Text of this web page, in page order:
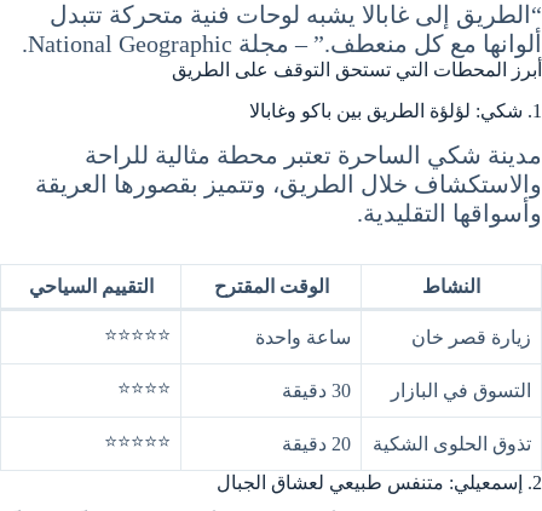
“الطريق إلى غابالا يشبه لوحات فنية متحركة تتبدل
ألوانها مع كل منعطف.” – مجلة National Geographic.
أبرز المحطات التي تستحق التوقف على الطريق
1. شكي: لؤلؤة الطريق بين باكو وغابالا
مدينة شكي الساحرة تعتبر محطة مثالية للراحة
والاستكشاف خلال الطريق، وتتميز بقصورها العريقة
وأسواقها التقليدية.
النشاط الوقت المقترح التقييم السياحي
زيارة قصر خان ساعة واحدة ⭐⭐⭐⭐⭐
التسوق في البازار 30 دقيقة ⭐⭐⭐⭐
تذوق الحلوى الشكية 20 دقيقة
⭐⭐⭐⭐⭐
2. إسمعيلي: متنفس طبيعي لعشاق الجبال